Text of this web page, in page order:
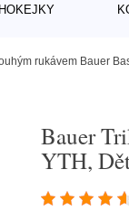
HOKEJKY
rukávem Bauer
Bauer
YTH,